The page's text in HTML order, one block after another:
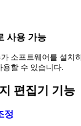
사용 가능
소프트웨어를 설치
용할 수 있습니다.
편집기 기능
정